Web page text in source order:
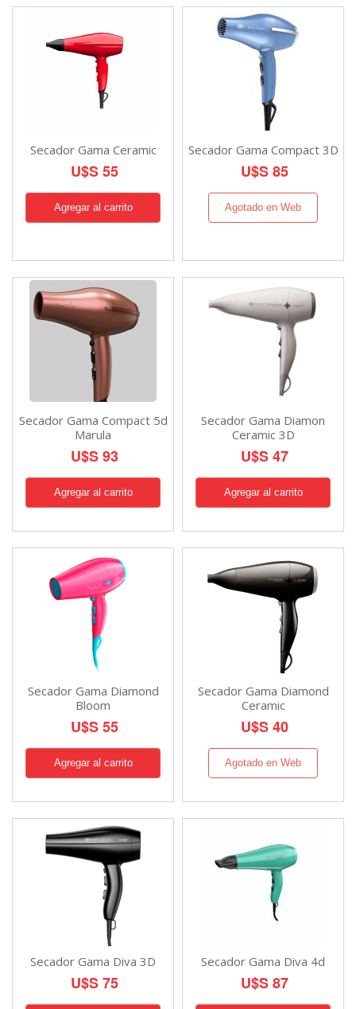
Secador Gama Ceramic
U$S 55
Secador Gama Compact 3D
U$S 85
Agotado en Web
Secador Gama Compact 5d
Marula
U$S 93
Secador Gama Diamon
Ceramic 3D
U$S 47
Secador Gama Diamond
Bloom
U$S 55
Secador Gama Diamond
Ceramic
U$S 40
Agotado en Web
Secador Gama Diva 3D
U$S 75
Secador Gama Diva 4d
U$S 87